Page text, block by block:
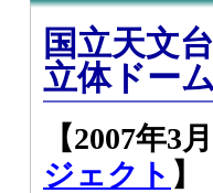
国立天文
立体ドー
【2007年3
ジェクト 】